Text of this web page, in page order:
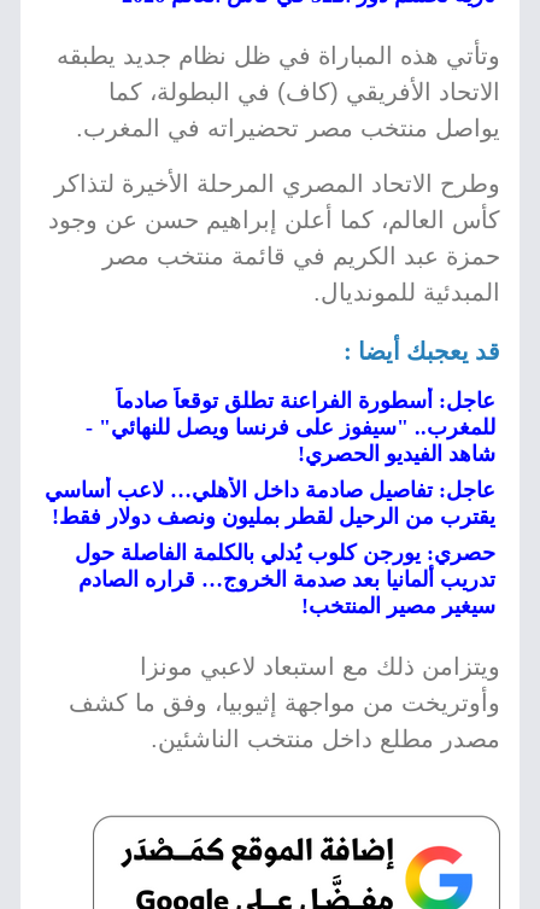
وتأتي هذه المباراة في ظل نظام جديد يطبقه
الاتحاد الأفريقي (كاف) في البطولة، كما
يواصل منتخب مصر تحضيراته في المغرب.
وطرح الاتحاد المصري المرحلة الأخيرة لتذاكر
كأس العالم، كما أعلن إبراهيم حسن عن وجود
حمزة عبد الكريم في قائمة منتخب مصر
المبدئية للمونديال.
قد يعجبك أيضا :
عاجل: أسطورة الفراعنة تطلق توقعاً صادماً
للمغرب.. "سيفوز على فرنسا ويصل للنهائي" -
شاهد الفيديو الحصري!
عاجل: تفاصيل صادمة داخل الأهلي… لاعب أساسي
يقترب من الرحيل لقطر بمليون ونصف دولار فقط!
حصري: يورجن كلوب يُدلي بالكلمة الفاصلة حول
تدريب ألمانيا بعد صدمة الخروج… قراره الصادم
سيغير مصير المنتخب!
ويتزامن ذلك مع استبعاد لاعبي مونزا
وأوتريخت من مواجهة إثيوبيا، وفق ما كشف
مصدر مطلع داخل منتخب الناشئين.